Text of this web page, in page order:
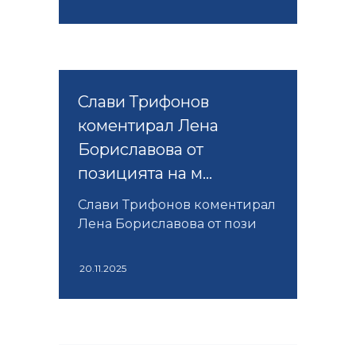
Слави Трифонов
коментирал Лена
Бориславова от
позицията на м...
Слави Трифонов коментирал
Лена Бориславова от пози
20.11.2025